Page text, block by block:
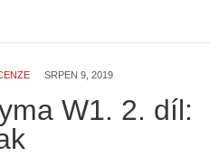
SRPEN 9, 2019
W1. 2. díl: